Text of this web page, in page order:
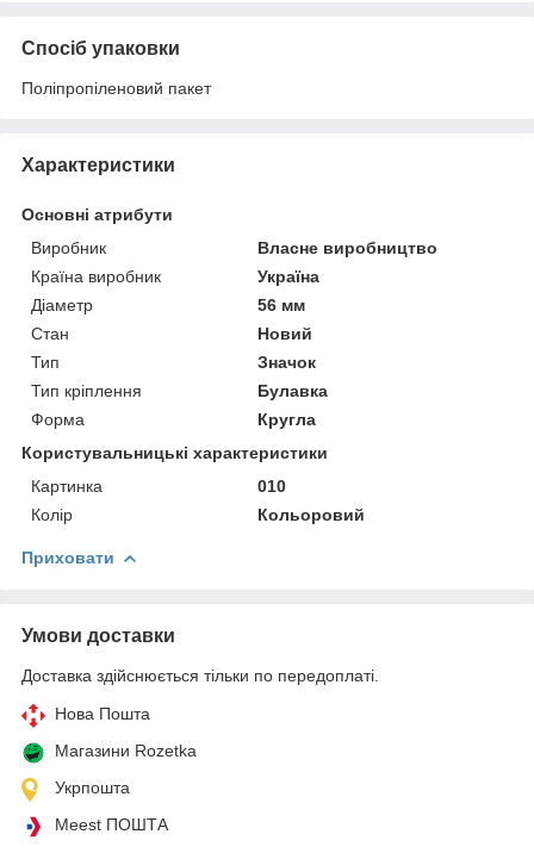
Спосіб упаковки
Поліпропіленовий пакет
Характеристики
Основні атрибути
Виробник
Власне виробництво
Країна виробник
Україна
Діаметр
56 мм
Стан
Новий
Тип
Значок
Тип кріплення
Булавка
Форма
Кругла
Користувальницькі характеристики
Картинка
010
Колір
Кольоровий
Приховати
Умови доставки
Доставка здійснюється тільки по передоплаті.
Нова Пошта
Магазини Rozetka
Укрпошта
Meest ПОШТА